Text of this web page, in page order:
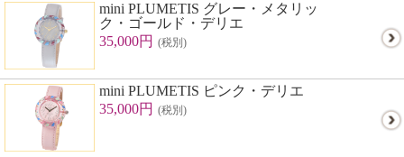
mini PLUMETIS グレー・メタリッ
ク・ゴールド・デリエ
35,000円 (税別)
mini PLUMETIS ピンク・デリエ
35,000円 (税別)